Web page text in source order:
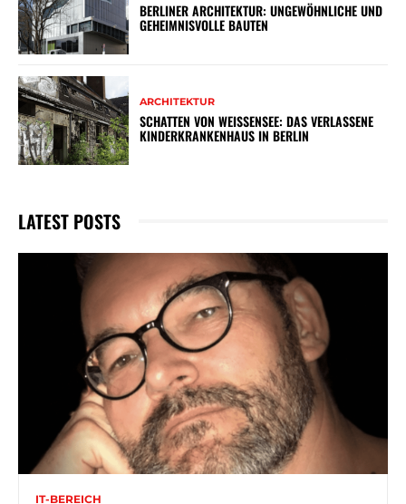
BERLINER ARCHITEKTUR: UNGEWÖHNLICHE UND
GEHEIMNISVOLLE BAUTEN
ARCHITEKTUR
SCHATTEN VON WEISSENSEE: DAS VERLASSENE K
INDERKRANKENHAUS IN BERLIN
LATEST POSTS
IT-BEREICH